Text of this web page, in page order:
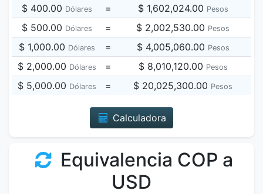
$ 400.00 Dólares = $ 1,602,024.00 Pesos
$ 500.00 Dólares = $ 2,002,530.00 Pesos
$ 1,000.00 Dólares = $ 4,005,060.00 Pesos
$ 2,000.00 Dólares = $ 8,010,120.00 Pesos
$ 5,000.00 Dólares = $ 20,025,300.00 Pesos
Calculadora
Equivalencia COP a
USD